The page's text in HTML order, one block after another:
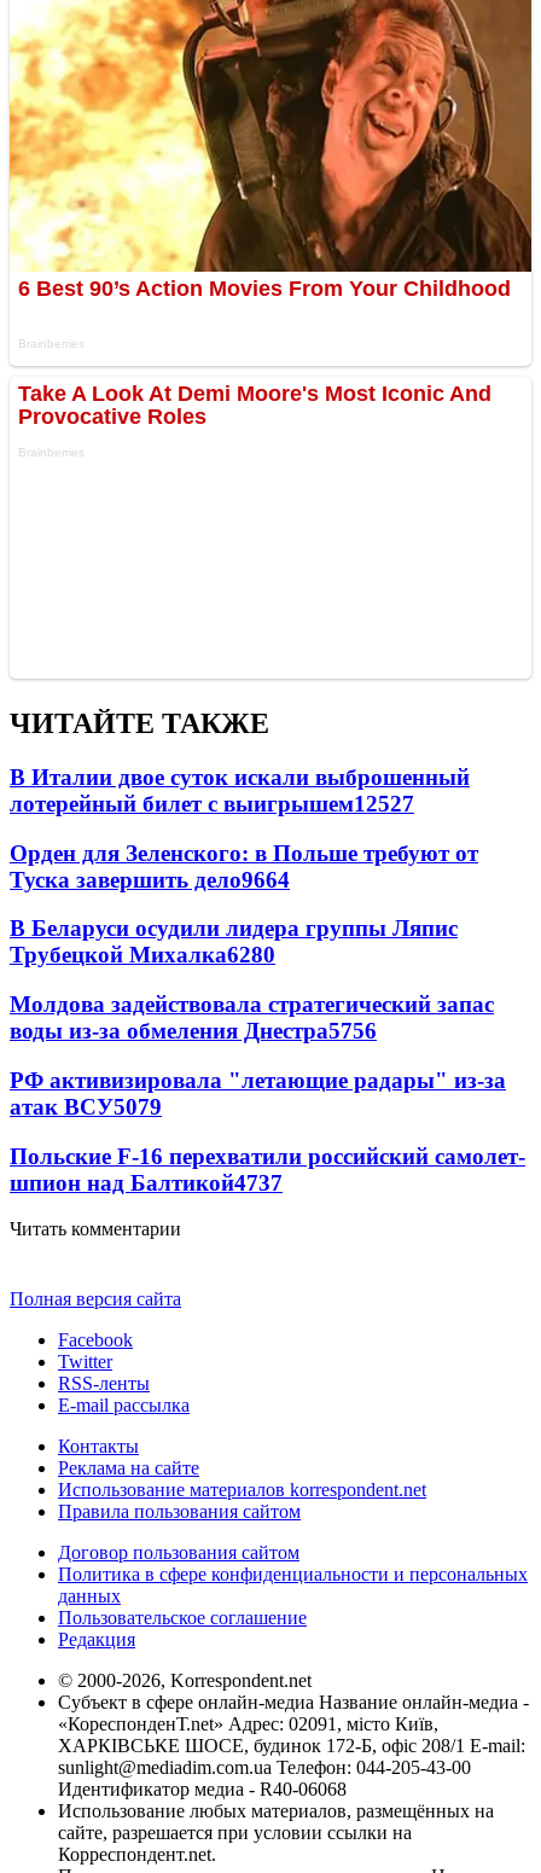
ЧИТАЙТЕ ТАКЖЕ
В Италии двое суток искали выброшенный
лотерейный билет с выигрышем12527
Орден для Зеленского: в Польше требуют от
Туска завершить дело9664
В Беларуси осудили лидера группы Ляпис
Трубецкой Михалка6280
Молдова задействовала стратегический запас
воды из-за обмеления Днестра5756
РФ активизировала "летающие радары" из-за
атак ВСУ5079
Польские F-16 перехватили российский самолет-
шпион над Балтикой4737
Читать комментарии
Полная версия сайта
Facebook
Twitter
RSS-ленты
E-mail рассылка
Контакты
Реклама на сайте
Использование материалов korrespondent.net
Правила пользования сайтом
Договор пользования сайтом
Политика в сфере конфиденциальности и персональных
данных
Пользовательское соглашение
Редакция
© 2000-2026, Korrespondent.net
Субъект в сфере онлайн-медиа Название онлайн-медиа -
«КореспонденТ.net» Адрес: 02091, місто Київ,
ХАРКІВСЬКЕ ШОСЕ, будинок 172-Б, офіс 208/1 E-mail:
sunlight@mediadim.com.ua Телефон: 044-205-43-00
Идентификатор медиа - R40-06068
Использование любых материалов, размещённых на
сайте, разрешается при условии ссылки на
Корреспондент.net.